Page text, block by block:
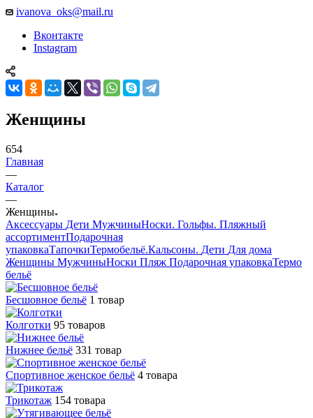
ivanova_oks@mail.ru
Вконтакте
Instagram
Женщины
654
Главная
—
Каталог
—
Женщины
Аксессуары Дети МужчиныНоски. Гольфы. Пляжный
ассортиментПодарочная
упаковкаТапочкиТермобельё.Кальсоны. Дети Для дома
Женщины МужчиныНоски Пляж Подарочная упаковкаТермо
бельё
Бесшовное бельё 1 товар
Колготки 95 товаров
Нижнее бельё 331 товар
Спортивное женское бельё 4 товара
Трикотаж 154 товара